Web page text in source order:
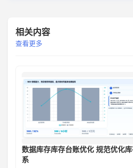
相关内容
查看更多
数据库存库存台账优化 规范优化
系